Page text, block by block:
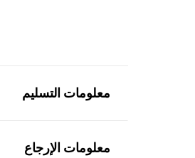
معلومات التسليم
معلومات الإرجاع